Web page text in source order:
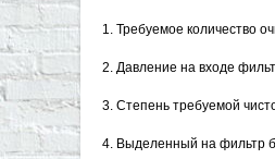
1. Требуемое количество
2. Давление на входе
3. Степень требуемой
4. Выделенный на фильтр